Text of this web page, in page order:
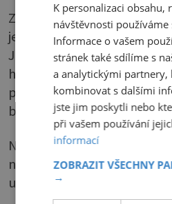
Zmatenost a
je další typický příznak
Jako každý rok i letos
hledáním důležitých
přiznání. A to jste si dali
bude včas a uspořádané!
Nezavolali jste do školy,
nemocné dítě, a zase jste
u lékaře. Pomoc!
K personalizaci obsahu,
návštěvnosti
Informace o vašem
stránek také sdílíme s
a analytickými
kombinovat s dalšími
jste jim poskytli nebo
při vašem používání
informací
ZOBRAZIT VŠECHNY
→